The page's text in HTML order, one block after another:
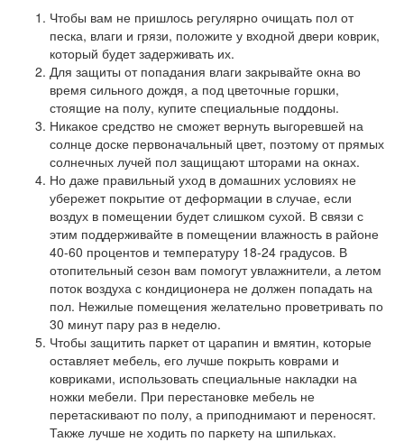
Чтобы вам не пришлось регулярно очищать пол от
песка, влаги и грязи, положите у входной двери коврик,
который будет задерживать их.
Для защиты от попадания влаги закрывайте окна во
время сильного дождя, а под цветочные горшки,
стоящие на полу, купите специальные поддоны.
Никакое средство не сможет вернуть выгоревшей на
солнце доске первоначальный цвет, поэтому от прямых
солнечных лучей пол защищают шторами на окнах.
Но даже правильный уход в домашних условиях не
убережет покрытие от деформации в случае, если
воздух в помещении будет слишком сухой. В связи с
этим поддерживайте в помещении влажность в районе
40-60 процентов и температуру 18-24 градусов. В
отопительный сезон вам помогут увлажнители, а летом
поток воздуха с кондиционера не должен попадать на
пол. Нежилые помещения желательно проветривать по
30 минут пару раз в неделю.
Чтобы защитить паркет от царапин и вмятин, которые
оставляет мебель, его лучше покрыть коврами и
ковриками, использовать специальные накладки на
ножки мебели. При перестановке мебель не
перетаскивают по полу, а приподнимают и переносят.
Также лучше не ходить по паркету на шпильках.